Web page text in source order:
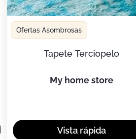
Ofertas Asombrosas
Tapete Terciopelo
my home store